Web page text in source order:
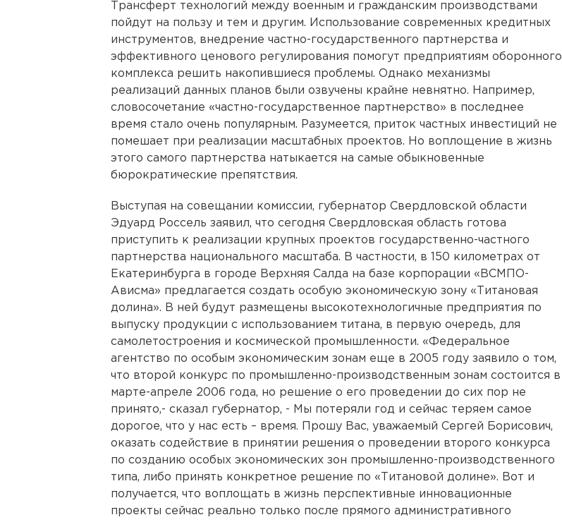
Трансферт технологий между военным и гражданским производствами
пойдут на пользу и тем и другим. Использование современных кредитных
инструментов, внедрение частно-государственного партнерства и
эффективного ценового регулирования помогут предприятиям оборонного
комплекса решить накопившиеся проблемы. Однако механизмы
реализаций данных планов были озвучены крайне невнятно. Например,
словосочетание «частно-государственное партнерство» в последнее
время стало очень популярным. Разумеется, приток частных инвестиций не
помешает при реализации масштабных проектов. Но воплощение в жизнь
этого самого партнерства натыкается на самые обыкновенные
бюрократические препятствия.
Выступая на совещании комиссии, губернатор Свердловской области
Эдуард Россель заявил, что сегодня Свердловская область готова
приступить к реализации крупных проектов государственно-частного
партнерства национального масштаба. В частности, в 150 километрах от
Екатеринбурга в городе Верхняя Салда на базе корпорации «ВСМПО-
Ависма» предлагается создать особую экономическую зону «Титановая
долина». В ней будут размещены высокотехнологичные предприятия по
выпуску продукции с использованием титана, в первую очередь, для
самолетостроения и космической промышленности. «Федеральное
агентство по особым экономическим зонам еще в 2005 году заявило о том,
что второй конкурс по промышленно-производственным зонам состоится в
марте-апреле 2006 года, но решение о его проведении до сих пор не
принято,- сказал губернатор, - Мы потеряли год и сейчас теряем самое
дорогое, что у нас есть – время. Прошу Вас, уважаемый Сергей Борисович,
оказать содействие в принятии решения о проведении второго конкурса
по созданию особых экономических зон промышленно-производственного
типа, либо принять конкретное решение по «Титановой долине». Вот и
получается, что воплощать в жизнь перспективные инновационные
проекты сейчас реально только после прямого административного